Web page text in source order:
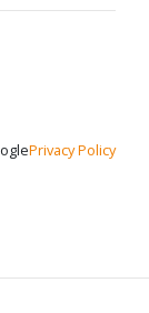
Privacy Policy